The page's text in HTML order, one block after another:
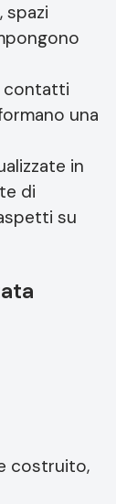
spazi
contatti
una
in
di
su
costruito,